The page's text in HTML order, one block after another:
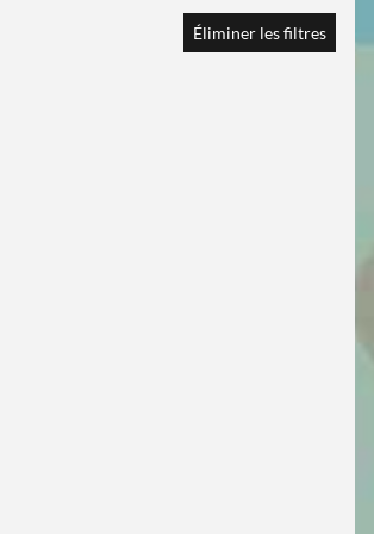
Éliminer les filtres